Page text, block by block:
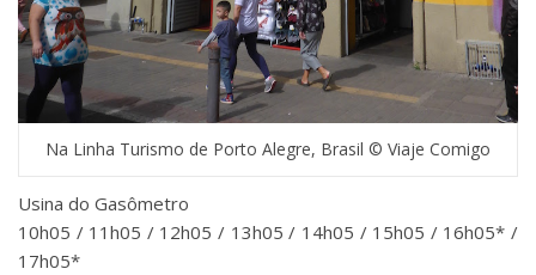
Na Linha Turismo de Porto Alegre, Brasil © Viaje Comigo
Usina do Gasômetro
10h05 / 11h05 / 12h05 / 13h05 / 14h05 / 15h05 / 16h05* /
17h05*